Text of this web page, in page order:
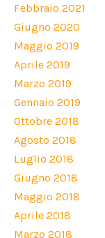
Febbraio 2021
Giugno 2020
Maggio 2019
Aprile 2019
Marzo 2019
Gennaio 2019
Ottobre 2018
Agosto 2018
Luglio 2018
Giugno 2018
Maggio 2018
Aprile 2018
Marzo 2018